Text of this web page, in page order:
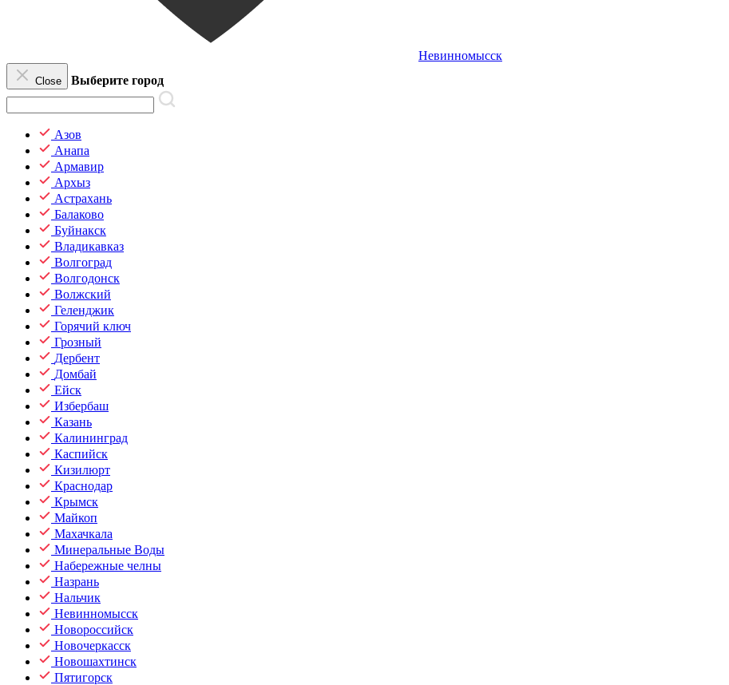
Невинномысск
Close Выберите город
Азов
Анапа
Армавир
Архыз
Астрахань
Балаково
Буйнакск
Владикавказ
Волгоград
Волгодонск
Волжский
Геленджик
Горячий ключ
Грозный
Дербент
Домбай
Ейск
Избербаш
Казань
Калининград
Каспийск
Кизилюрт
Краснодар
Крымск
Майкоп
Махачкала
Минеральные Воды
Набережные челны
Назрань
Нальчик
Невинномысск
Новороссийск
Новочеркасск
Новошахтинск
Пятигорск